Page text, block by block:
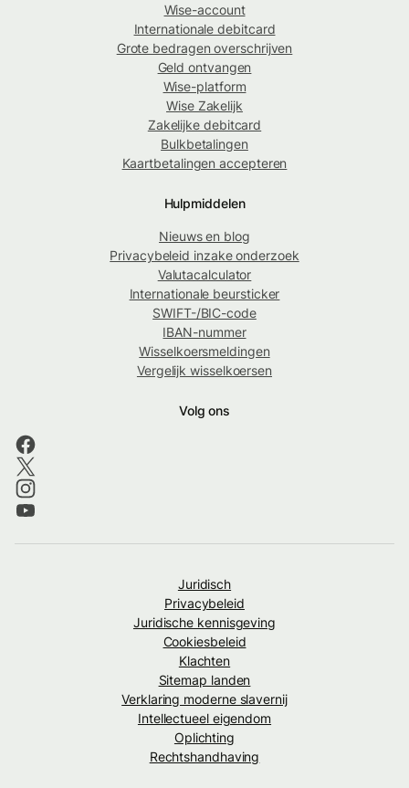
Wise-account
Internationale debitcard
Grote bedragen overschrijven
Geld ontvangen
Wise-platform
Wise Zakelijk
Zakelijke debitcard
Bulkbetalingen
Kaartbetalingen accepteren
Hulpmiddelen
Nieuws en blog
Privacybeleid inzake onderzoek
Valutacalculator
Internationale beursticker
SWIFT-/BIC-code
IBAN-nummer
Wisselkoersmeldingen
Vergelijk wisselkoersen
Volg ons
Juridisch
Privacybeleid
Juridische kennisgeving
Cookiesbeleid
Klachten
Sitemap landen
Verklaring moderne slavernij
Intellectueel eigendom
Oplichting
Rechtshandhaving